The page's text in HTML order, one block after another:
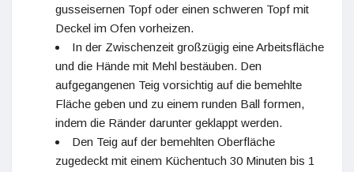
gusseisernen Topf oder einen schweren Topf mit
Deckel im Ofen vorheizen.
In der Zwischenzeit großzügig eine Arbeitsfläche
und die Hände mit Mehl bestäuben. Den
aufgegangenen Teig vorsichtig auf die bemehlte
Fläche geben und zu einem runden Ball formen,
indem die Ränder darunter geklappt werden.
Den Teig auf der bemehlten Oberfläche
zugedeckt mit einem Küchentuch 30 Minuten bis 1